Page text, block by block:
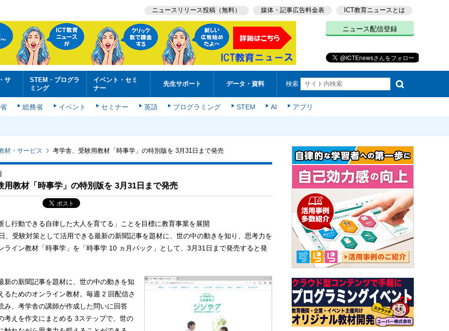
ニュースリリース投稿（無料） 媒体・記事広告料金表 ICT教育ニュースとは
ニュース配信登録
サ
STEM・プログラ
ミング
イベント・セミ
ナー
先生サポート データ・資料 検索
総務省 イベント セミナー 英語 プログラミング STEM AI アプリ
材・サービス 考学舎、受験用教材「時事学」の特別版を 3月31日まで発売
用教材「時事学」の特別版を 3月31日まで発売
し行動できる自律した大人を育てる」ことを目標に教育事業を展開
、受験対策として活用できる最新の新聞記事を題材に、世の中の動きを知り、思考力を
ライン教材「時事学」を「時事学 10 ヵ月パック」として、3月31日まで発売すると発
新の新聞記事を題材に、世の中の動きを知
るためのオンライン教材。毎週 2 回配信さ
み、考学舎の講師が作成した問いに回答
考えを作文にまとめる 3ステップで、世の